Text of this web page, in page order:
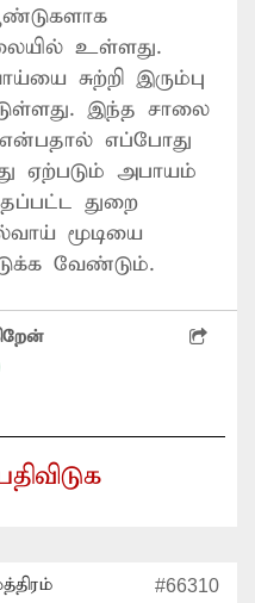
உள்ளது.
சுற்றி இரும்பு
இந்த சாலை
எப்போது
ஏற்படும் அபாயம்
துறை
மூடியை
வேண்டும்.
#66310